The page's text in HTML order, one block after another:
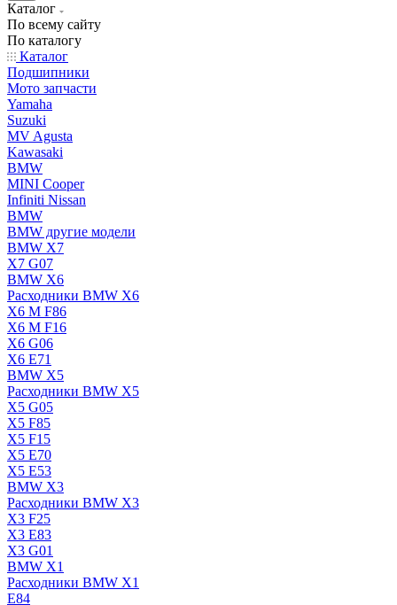
Каталог
По всему сайту
По каталогу
Каталог
Подшипники
Мото запчасти
Yamaha
Suzuki
MV Agusta
Kawasaki
BMW
MINI Cooper
Infiniti Nissan
BMW
BMW другие модели
BMW X7
X7 G07
BMW X6
Расходники BMW X6
X6 M F86
X6 M F16
X6 G06
X6 E71
BMW X5
Расходники BMW X5
X5 G05
X5 F85
X5 F15
X5 E70
X5 E53
BMW X3
Расходники BMW X3
X3 F25
X3 E83
X3 G01
BMW X1
Расходники BMW X1
E84